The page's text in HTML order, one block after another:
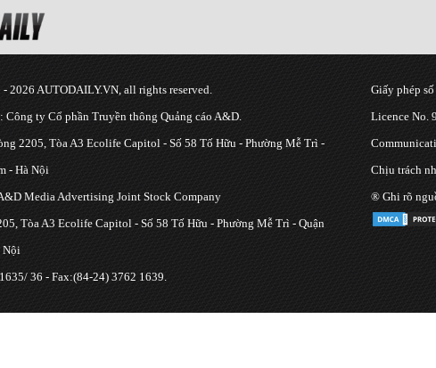
2026 AUTODAILY.VN, all rights reserved.
Công ty Cổ phần Truyền thông Quảng cáo A&D.
2205, Tòa A3 Ecolife Capitol - Số 58 Tố Hữu - Phường Mễ Trì -
- Hà Nội
Media Advertising Joint Stock Company
Tòa A3 Ecolife Capitol - Số 58 Tố Hữu - Phường Mễ Trì - Quận
Nội
36 - Fax:(84-24) 3762 1639.
Giấy phép
Licence No.
Chịu trách
® Ghi rõ